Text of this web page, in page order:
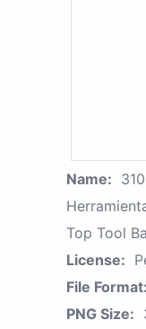
Name:
Top Tool
License:
File Format:
PNG Size: